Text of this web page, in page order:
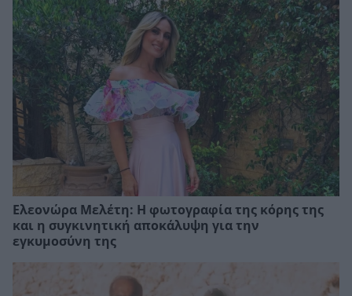
Ελεονώρα Μελέτη: Η φωτογραφία της κόρης της
και η συγκινητική αποκάλυψη για την
εγκυμοσύνη της